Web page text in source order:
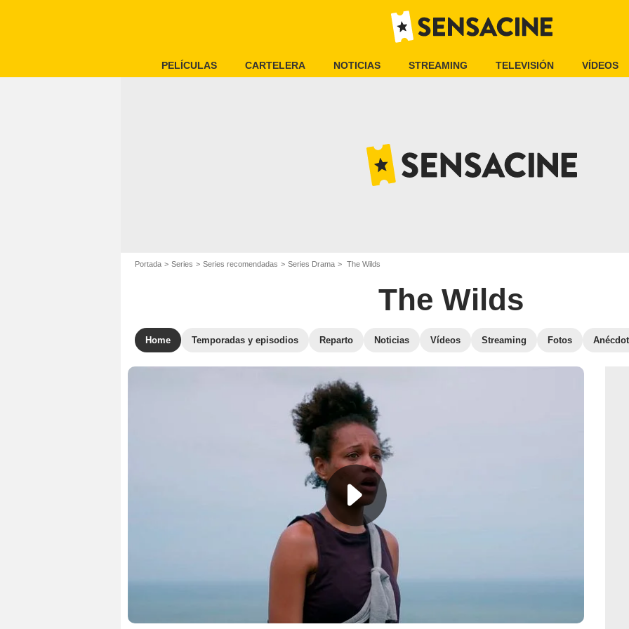
PELÍCULAS CARTELERA NOTICIAS STREAMING TELEVISIÓN VÍDEOS
Portada Series Series recomendadas Series Drama The Wilds
The Wilds
Home Temporadas y episodios Reparto Noticias Vídeos Streaming Fotos